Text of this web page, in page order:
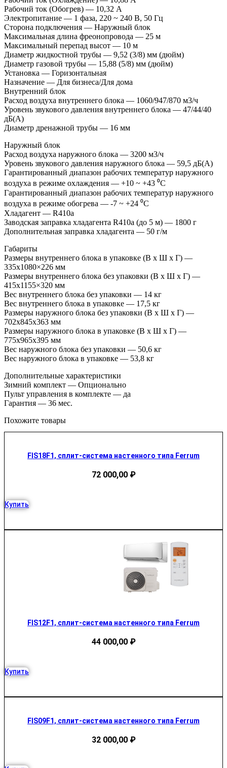
Рабочий ток (Обогрев) — 10,32 А
Электропитание — 1 фаза, 220 ~ 240 В, 50 Гц
Сторона подключения — Наружный блок
Максимальная длина фреонопровода — 25 м
Максимальный перепад высот — 10 м
Диаметр жидкостной трубы — 9,52 (3/8) мм (дюйм)
Диаметр газовой трубы — 15,88 (5/8) мм (дюйм)
Установка — Горизонтальная
Назначение — Для бизнеса/Для дома
Внутренний блок
Расход воздуха внутреннего блока — 1060/947/870 м3/ч
Уровень звукового давления внутреннего блока — 47/44/40
дБ(А)
Диаметр дренажной трубы — 16 мм
Наружный блок
Расход воздуха наружного блока — 3200 м3/ч
Уровень звукового давления наружного блока — 59,5 дБ(А)
Гарантированный диапазон рабочих температур наружного
воздуха в режиме охлаждения — +10 ~ +43 ⁰С
Гарантированный диапазон рабочих температур наружного
воздуха в режиме обогрева — -7 ~ +24 ⁰С
Хладагент — R410a
Заводская заправка хладагента R410a (до 5 м) — 1800 г
Дополнительная заправка хладагента — 50 г/м
Габариты
Размеры внутреннего блока в упаковке (В х Ш х Г) —
335х1080×226 мм
Размеры внутреннего блока без упаковки (В х Ш х Г) —
415х1155×320 мм
Вес внутреннего блока без упаковки — 14 кг
Вес внутреннего блока в упаковке — 17,5 кг
Размеры наружного блока без упаковки (В х Ш х Г) —
702х845х363 мм
Размеры наружного блока в упаковке (В х Ш х Г) —
775х965х395 мм
Вес наружного блока без упаковки — 50,6 кг
Вес наружного блока в упаковке — 53,8 кг
Дополнительные характеристики
Зимний комплект — Опционально
Пульт управления в комплекте — да
Гарантия — 36 мес.
Похожите товары
FIS18F1, сплит-система настенного типа Ferrum
72 000,00 ₽
Купить
FIS12F1, сплит-система настенного типа Ferrum
44 000,00 ₽
Купить
FIS09F1, сплит-система настенного типа Ferrum
32 000,00 ₽